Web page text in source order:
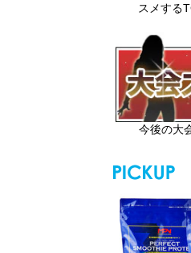
スメする
今後の大